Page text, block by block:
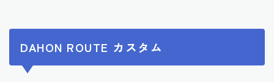
DAHON ROUTE カスタム